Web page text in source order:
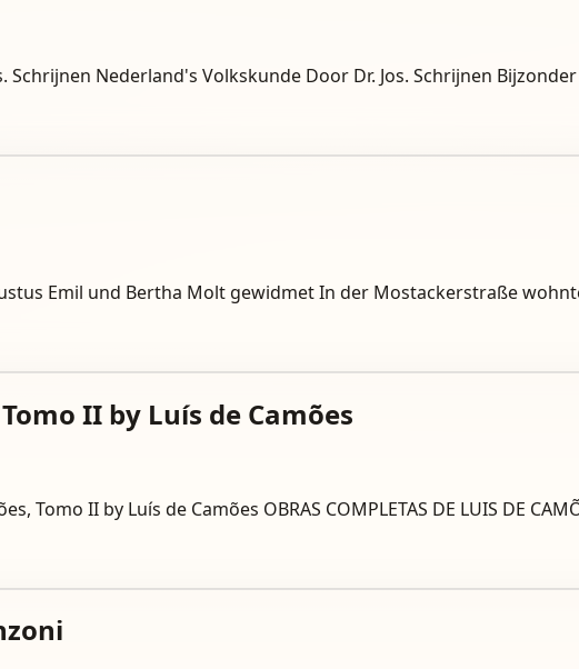
Schrijnen Nederland's Volkskunde Door Dr. Jos. Schrijnen
Emil und Bertha Molt gewidmet In der Mostackerstraße
II by Luís de Camões
II by Luís de Camões OBRAS COMPLETAS DE LUIS DE